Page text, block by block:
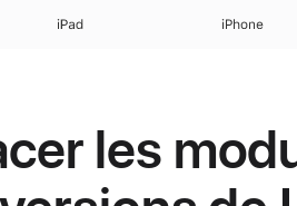
iPad iPhone
les